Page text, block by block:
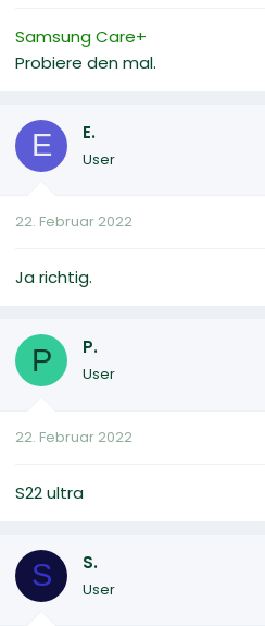
Samsung Care+
Probiere den mal.
E E.
User
22. Februar 2022
Ja richtig.
P P.
User
22. Februar 2022
S22 ultra
S S.
User